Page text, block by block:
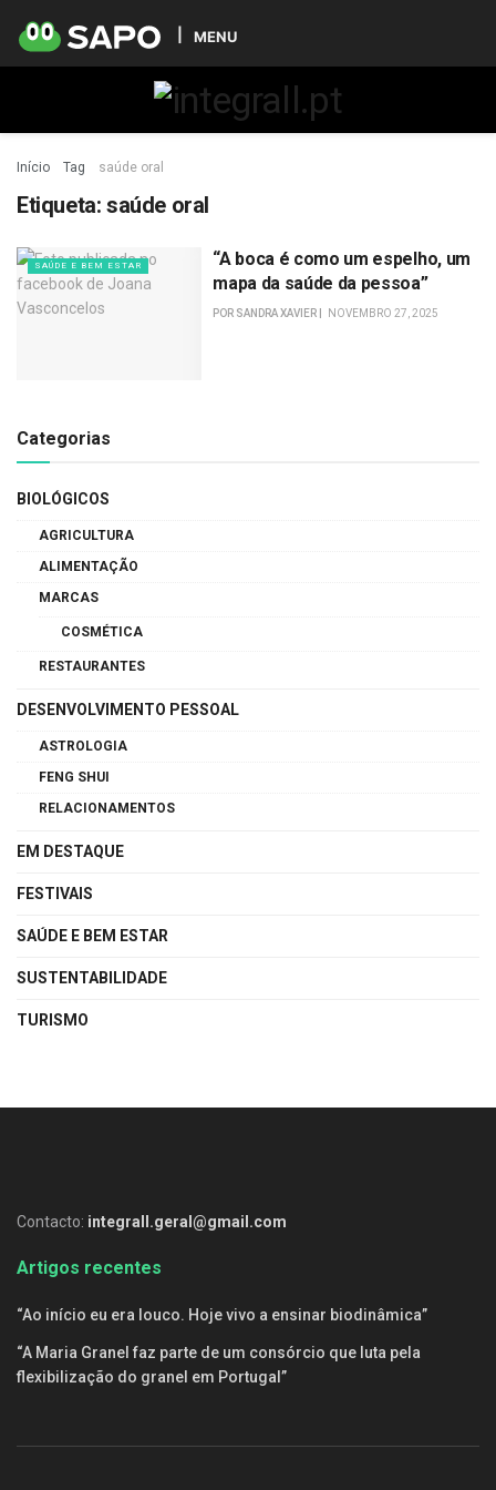
MENU
Início Tag saúde oral
Etiqueta: saúde oral
SAÚDE E BEM ESTAR
“A boca é como um espelho, um
mapa da saúde da pessoa”
POR SANDRA XAVIER NOVEMBRO 27, 2025
Categorias
BIOLÓGICOS
AGRICULTURA
ALIMENTAÇÃO
MARCAS
COSMÉTICA
RESTAURANTES
DESENVOLVIMENTO PESSOAL
ASTROLOGIA
FENG SHUI
RELACIONAMENTOS
EM DESTAQUE
FESTIVAIS
SAÚDE E BEM ESTAR
SUSTENTABILIDADE
TURISMO
Contacto: integrall.geral@gmail.com
Artigos recentes
“Ao início eu era louco. Hoje vivo a ensinar biodinâmica”
“A Maria Granel faz parte de um consórcio que luta pela
flexibilização do granel em Portugal”